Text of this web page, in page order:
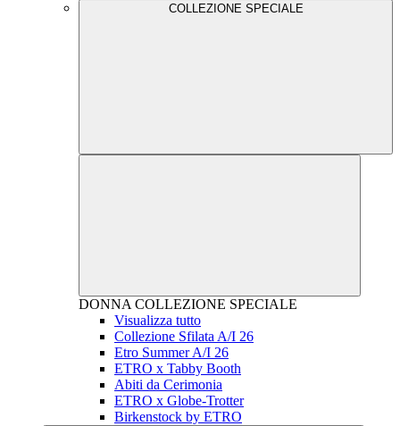
COLLEZIONE SPECIALE
DONNA COLLEZIONE SPECIALE
Visualizza tutto
Collezione Sfilata A/I 26
Etro Summer A/I 26
ETRO x Tabby Booth
Abiti da Cerimonia
ETRO x Globe-Trotter
Birkenstock by ETRO